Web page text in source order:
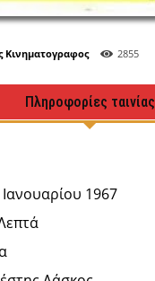
Κινηματογραφος 2855
Πληροφορίες ταινίας
1967